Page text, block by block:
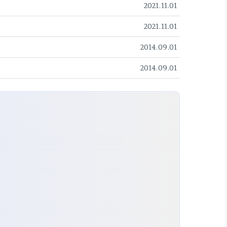
2021.11.01
2021.11.01
2014.09.01
2014.09.01